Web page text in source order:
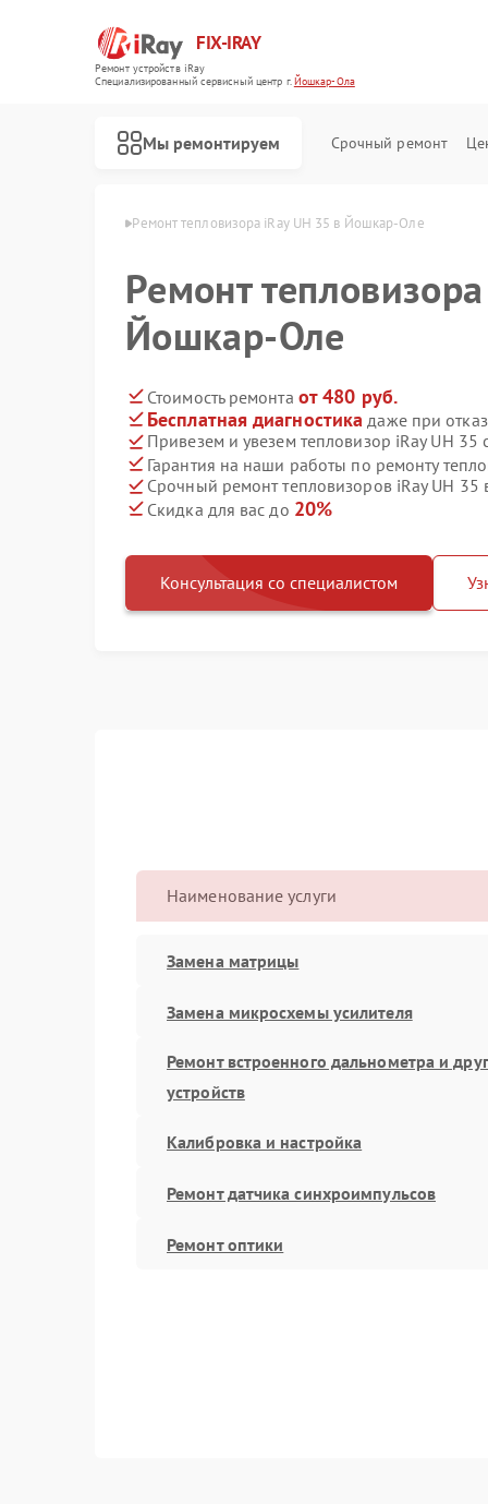
FIX-IRAY
Ремонт устройств iRay
Специализированный cервисный центр г.Йошкар-Ола
Мы ремонтируем Срочный ремонт
iRay в Йошкар-Оле Ремонт тепловизора iRay UH 35 в Йошкар-Оле
Ремонт
Йошкар-Оле
Стоимость ремонта от 480 руб.
Бесплатная диагностика даже при
Привезем и увезем тепловизор iRay UH 35
Гарантия на наши работы по ремонту
Срочный ремонт тепловизоров iRay UH 35
Скидка для вас до 20%
Консультация со специалистом
Наименование услуги
Замена матрицы
Замена микросхемы усилителя
Ремонт встроенного дальнометра и
устройств
Калибровка и настройка
Ремонт датчика синхроимпульсов
Ремонт оптики